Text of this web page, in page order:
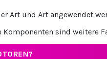
Art und Art angewendet
sind weitere